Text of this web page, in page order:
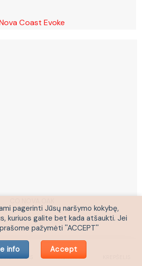
Coast Evoke
PASKYRA
pagerinti Jūsų naršymo kokybę,
kuriuos galite bet kada atšaukti. Jei
pažymėti ''ACCEPT''
info Accept